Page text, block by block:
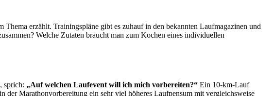
Thema erzählt. Trainingspläne gibt es zuhauf in den bekannten Laufmagazinen und
Welche Zutaten braucht man zum Kochen eines individuellen
sprich: „Auf welchen Laufevent will ich mich vorbereiten?“ Ein 10-km-Lauf
Marathonvorbereitung ein sehr viel höheres Laufpensum mit vergleichsweise